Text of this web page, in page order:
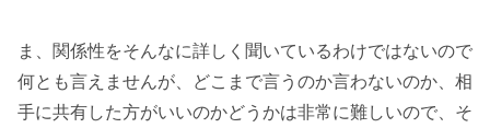
ま、関係性をそんなに詳しく聞いているわけではないので
何とも言えませんが、どこまで言うのか言わないのか、相
手に共有した方がいいのかどうかは非常に難しいので、そ